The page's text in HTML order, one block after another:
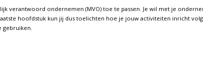
verantwoord ondernemen (MVO) toe te passen. Je wil met je
hoofdstuk kun jij dus toelichten hoe je jouw activiteiten inricht
gebruiken.